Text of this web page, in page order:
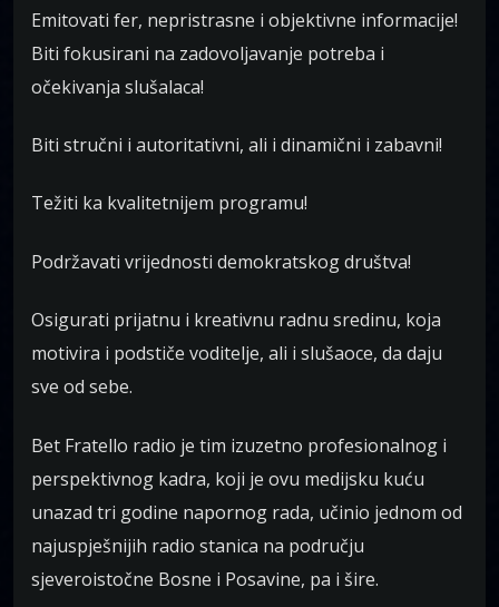
Emitovati fer, nepristrasne i objektivne informacije!
Biti fokusirani na zadovoljavanje potreba i
očekivanja slušalaca!
Biti stručni i autoritativni, ali i dinamični i zabavni!
Težiti ka kvalitetnijem programu!
Podržavati vrijednosti demokratskog društva!
Osigurati prijatnu i kreativnu radnu sredinu, koja
motivira i podstiče voditelje, ali i slušaoce, da daju
sve od sebe.
Bet Fratello radio je tim izuzetno profesionalnog i
perspektivnog kadra, koji je ovu medijsku kuću
unazad tri godine napornog rada, učinio jednom od
najuspješnijih radio stanica na području
sjeveroistočne Bosne i Posavine, pa i šire.